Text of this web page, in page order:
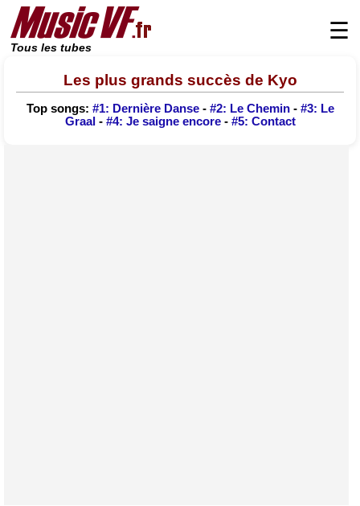
Tous les tubes
☰
Les plus grands succès de Kyo
Top songs: #1: Dernière Danse- #2: Le Chemin- #3: Le
Graal - #4: Je saigne encore- #5: Contact